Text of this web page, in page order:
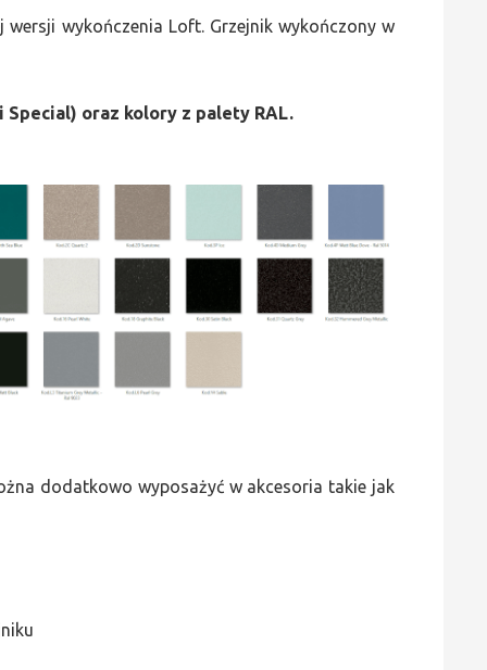
wykończenia Loft. Grzejnik wykończony w
oraz kolory z palety RAL.
dodatkowo wyposażyć w akcesoria takie jak